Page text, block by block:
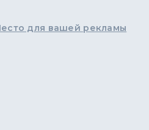
для вашей рекламы